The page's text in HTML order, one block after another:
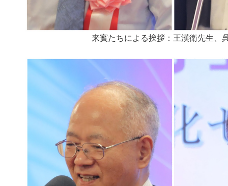
来賓たちによる挨拶：王漢衛先生、